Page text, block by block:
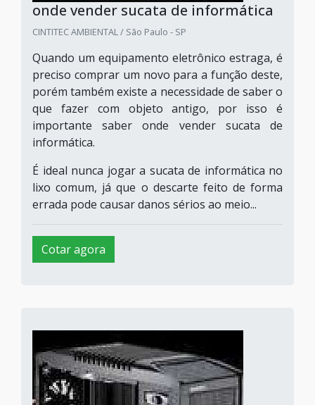
onde vender sucata de informática
CINTITEC AMBIENTAL / São Paulo - SP
Quando um equipamento eletrônico estraga, é
preciso comprar um novo para a função deste,
porém também existe a necessidade de saber o
que fazer com objeto antigo, por isso é
importante saber onde vender sucata de
informática.
É ideal nunca jogar a sucata de informática no
lixo comum, já que o descarte feito de forma
errada pode causar danos sérios ao meio...
Cotar agora